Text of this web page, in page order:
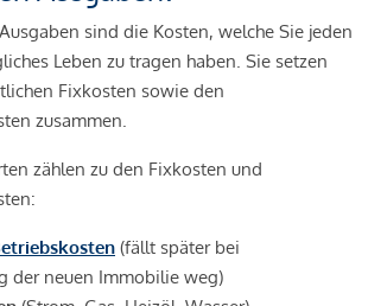
sind die Kosten, welche Sie jeden
Leben zu tragen haben. Sie setzen
Fixkosten sowie den
zusammen.
zählen zu den Fixkosten und
(fällt später bei
der neuen Immobilie weg)